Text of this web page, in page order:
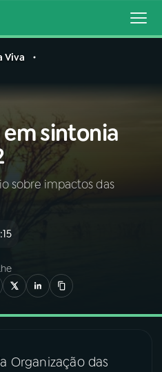
Viva
sintonia
sobre impactos das
Organização das